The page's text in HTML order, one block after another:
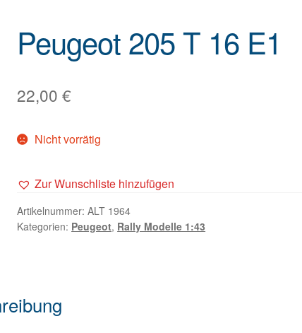
Peugeot 205 T 16 E1
22,00€
Nicht vorrätig
Zur Wunschliste hinzufügen
Artikelnummer:ALT 1964
Kategorien: Peugeot, Rally Modelle 1:43